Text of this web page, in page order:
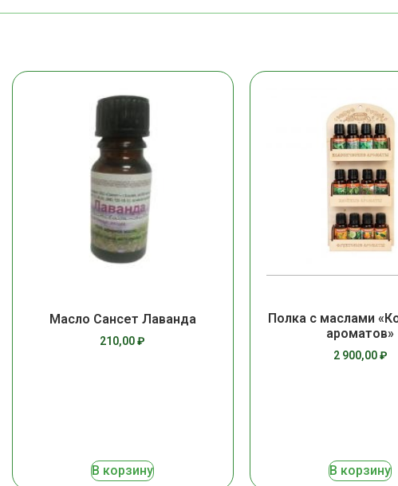
Масло Сансет Лаванда
210,00₽
В корзину
Полка с маслами
ароматов»
2 900,00₽
В корзину